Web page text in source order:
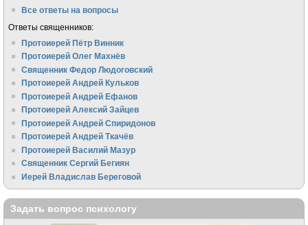
Все ответы на вопросы
Ответы священников:
Протоиерей Пётр Винник
Протоиерей Олег Махнёв
Священник Федор Людоговский
Протоиерей Андрей Кульков
Протоиерей Андрей Ефанов
Протоиерей Алексий Зайцев
Протоиерей Андрей Спиридонов
Протоиерей Андрей Ткачёв
Протоиерей Василий Мазур
Священник Сергий Бегиян
Иерей Владислав Береговой
Задать вопрос психологу